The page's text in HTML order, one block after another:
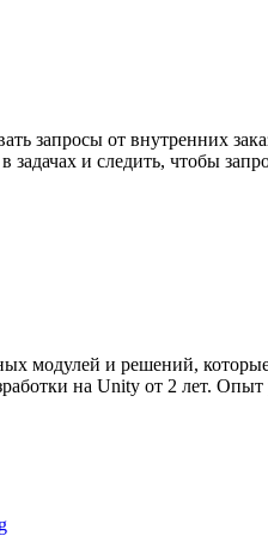
запросы от внутренних
задачах и следить, чтобы
модулей и решений,
на Unity от 2 лет.